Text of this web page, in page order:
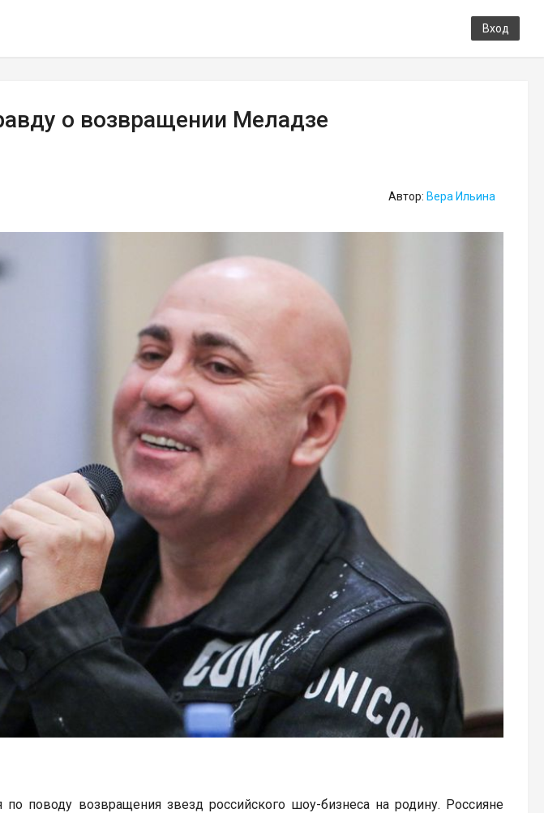
Вход
о возвращении Меладзе
Автор: Вера Ильина
поводу возвращения звезд российского шоу-бизнеса на родину. Россияне